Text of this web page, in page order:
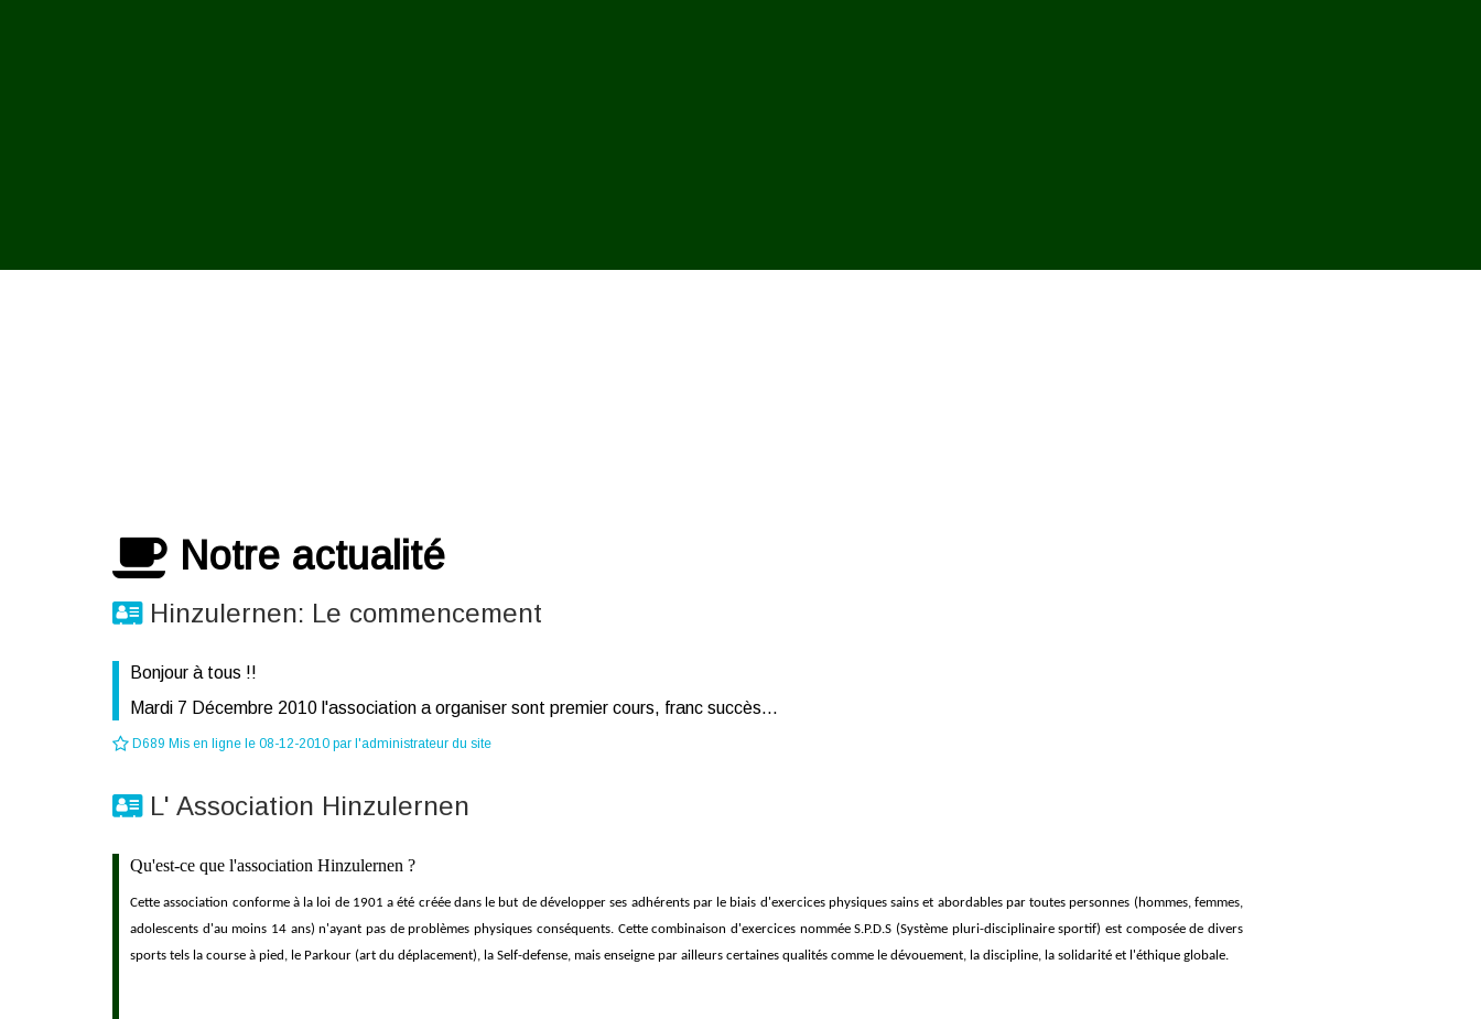
Notre actualité
Hinzulernen: Le commencement
Bonjour à tous !!
Mardi 7 Décembre 2010 l'association a organiser sont premier cours, franc succès...
D689 Mis en ligne le 08-12-2010 par l'administrateur du site
L' Association Hinzulernen
Qu'est-ce que l'association Hinzulernen ?
Cette association conforme à la loi de 1901 a été créée dans le but de développer ses adhérents par le biais d'exercices physiques sains et abordables par toutes personnes (hommes, femmes,
adolescents d'au moins 14 ans) n'ayant pas de problèmes physiques conséquents. Cette combinaison d'exercices nommée S.P.D.S (Système pluri-disciplinaire sportif) est composée de divers
sports tels la course à pied, le Parkour (art du déplacement), la Self-defense, mais enseigne par ailleurs certaines qualités comme le dévouement, la discipline, la solidarité et l'éthique globale.